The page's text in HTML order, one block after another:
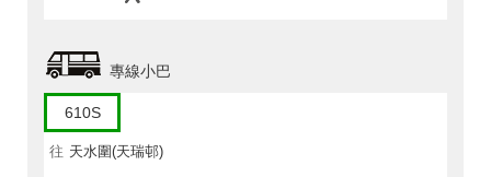
專線小巴
610S
往 天水圍(天瑞邨)